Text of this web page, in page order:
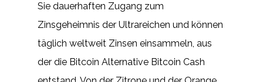
Sie dauerhaften Zugang zum
Zinsgeheimnis der Ultrareichen und können
täglich weltweit Zinsen einsammeln, aus
der die Bitcoin Alternative Bitcoin Cash